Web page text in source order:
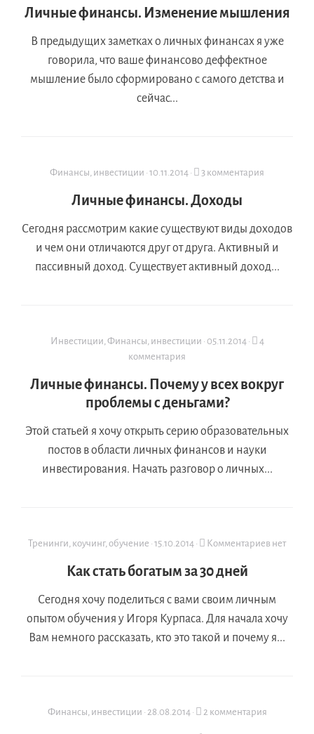
Личные финансы. Изменение мышления
В предыдущих заметках о личных финансах я уже
говорила, что ваше финансово деффектное
мышление было сформировано с самого детства и
сейчас...
Финансы, инвестиции · 10.11.2014 · 3 комментария
Личные финансы. Доходы
Сегодня рассмотрим какие существуют виды доходов
и чем они отличаются друг от друга. Активный и
пассивный доход. Существует активный доход...
Инвестиции,Финансы, инвестиции · 05.11.2014·
4
комментария
Личные финансы. Почему у всех вокруг
проблемы с деньгами?
Этой статьей я хочу открыть серию образовательных
постов в области личных финансов и науки
инвестирования. Начать разговор о личных...
Тренинги, коучинг, обучение · 15.10.2014 · Комментариев нет
Как стать богатым за 30 дней
Сегодня хочу поделиться с вами своим личным
опытом обучения у Игоря Курпаса. Для начала хочу
Вам немного рассказать, кто это такой и почему я...
Финансы, инвестиции · 28.08.2014· 2 комментария